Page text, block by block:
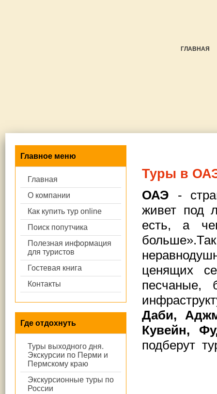
ГЛАВНАЯ
Главное меню
Главная
О компании
Как купить тур online
Поиск попутчика
Полезная информация
для туристов
Гостевая книга
Контакты
Где отдохнуть
Туры выходного дня.
Экскурсии по Перми и
Пермскому краю
Экскурсионные туры по
России
Туры в
ОАЭ -
живет под
есть, а
ценящих
песчаные,
Даби,
Кувейн,
подберут